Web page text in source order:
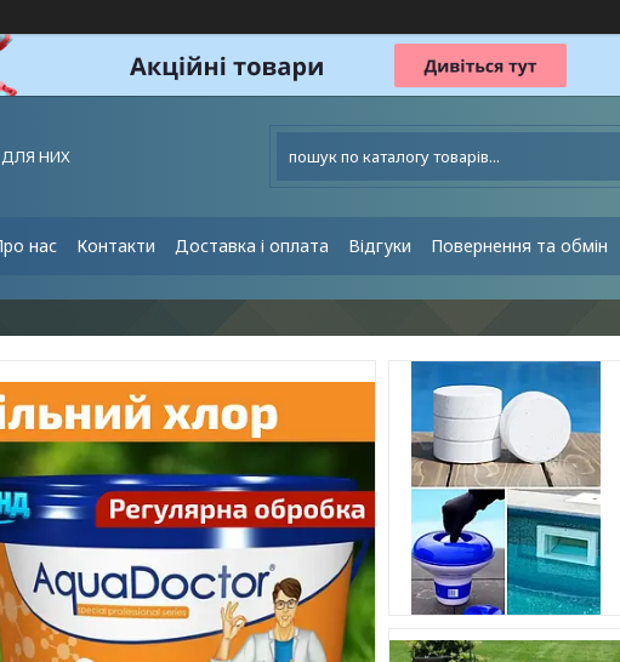
ДЛЯ НИХ
нас Контакти Доставка і оплата Відгуки Повернення та обмін